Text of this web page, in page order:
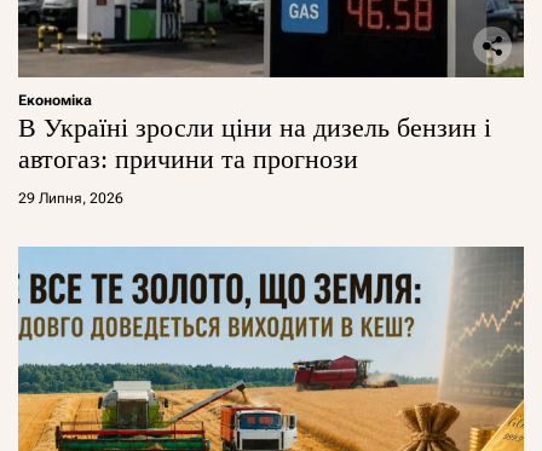
Економіка
В Україні зросли ціни на дизель бензин і
автогаз: причини та прогнози
29 Липня, 2026